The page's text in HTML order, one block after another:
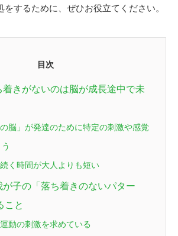
するために、ぜひお役立てください。
目次
きがないのは脳が成長途中で未
脳」が発達のために特定の刺激や感覚
く時間が大人よりも短い
子の「落ち着きのないパター
こと
動の刺激を求めている